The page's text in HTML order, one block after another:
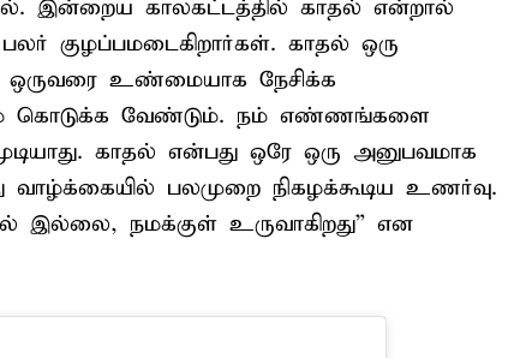
இன்றைய காலகட்டத்தில் காதல் என்றால்
குழப்பமடைகிறார்கள். காதல் ஒரு
ஒருவரை உண்மையாக நேசிக்க
கொடுக்க வேண்டும். நம் எண்ணங்களை
காதல் என்பது ஒரே ஒரு அனுபவமாக
பலமுறை நிகழக்கூடிய உணர்வு.
இல்லை, நமக்குள் உருவாகிறது” என